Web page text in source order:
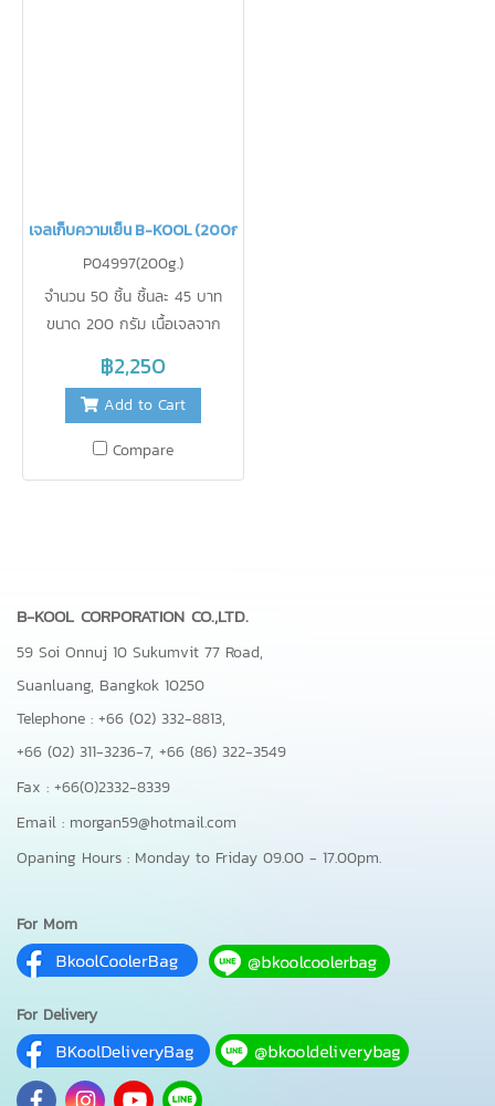
เจลเก็บความเย็น B-KOOL (200กรัม)
P04997(200g.)
จำนวน 50 ชิ้น ชิ้นละ 45 บาท
ขนาด 200 กรัม เนื้อเจลจาก
ความเย็นแทนน้ำแข็ง ไม่ละลายเป็น
น้ำ สะดวกในการใช้งาน ปราศจาก
สามารถนำกลับมาใช้ใหม่ได้บ่อยเท่า
฿2,250
Add to Cart
Compare
B-KOOL CORPORATION CO.,LTD.
59 Soi Onnuj 10 Sukumvit 77 Road,
Suanluang, Bangkok 10250
Telephone : +66 (02) 332-8813,
+66 (02) 311-3236-7, +66 (86) 322-3549
Fax : +66(0)2332-8339
Email : morgan59@hotmail.com
Opaning Hours : Monday to Friday 09.00 - 17.00pm.
For Mom
For Delivery